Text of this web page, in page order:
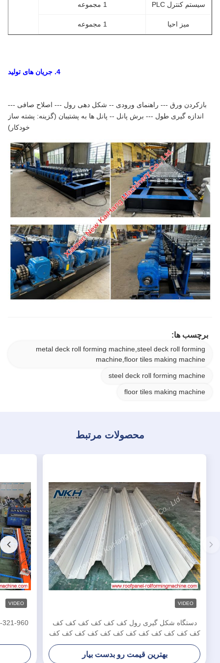
سیستم کنترل PLC 1 مجموعه
میز احیا 1 مجموعه
4. جریان های تولید
بازکردن ورق --- راهنمای ورودی -- شکل دهی رول --- اصلاح صافی ---
اندازه گیری طول --- برش پانل -- پانل ها به پشتیبان (گزینه: پشته ساز
خودکار)
برچسب ها:
metal deck roll forming machine,steel deck roll forming
machine,floor tiles making machine
steel deck roll forming machine
floor tiles making machine
محصولات مرتبط
VIDEO
دستگاه شکل گیری رول کف کف کف کف کف کف
کف کف کف کف کف کف کف کف کف کف کف کف
کف کف کف کف کف کف کف کف کف کف کف کف
کف کف کف کف کف کف کف کف کف کف کف کف
بهترین قیمت رو بدست بیار
VIDEO